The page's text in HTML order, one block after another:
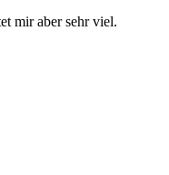
mir aber sehr viel.